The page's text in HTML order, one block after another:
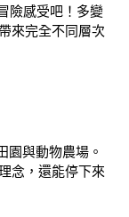
險感受吧！多變
來完全不同層次
園與動物農場。
念，還能停下來